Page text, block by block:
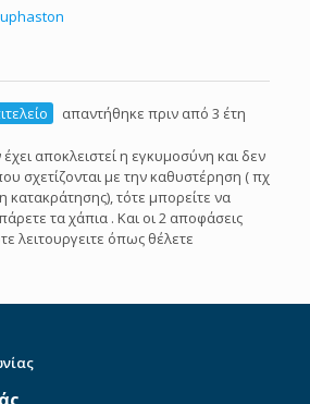
απαντήθηκε πριν από 3 έτη
αποκλειστεί η εγκυμοσύνη και δεν
σχετίζονται με την καθυστέρηση ( πχ
τότε μπορείτε να
τα χάπια . Και οι 2 αποφάσεις
λειτουργειτε όπως θέλετε